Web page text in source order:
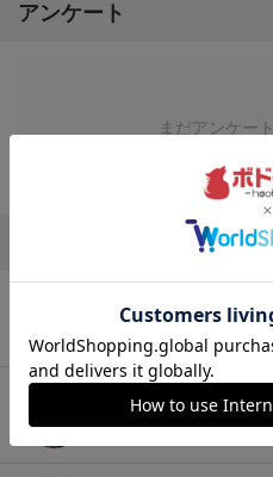
アンケート
まだアンケー
ちょめたろうby斉藤
よろしくお願いします
よしかわ
よろしくお願いしま